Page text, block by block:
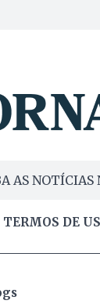
AS NOTÍCIAS
TERMOS DE